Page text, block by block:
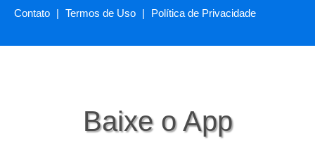
Contato | Termos de Uso | Política de Privacidade
Baixe o App